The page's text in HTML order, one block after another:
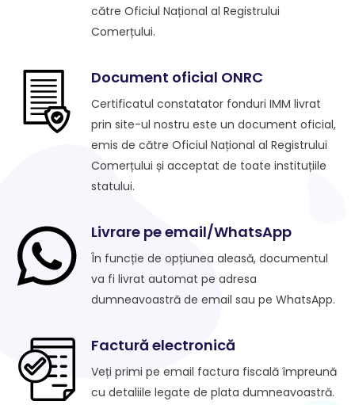
către Oficiul Național al Registrului
Comerțului.
Document oficial ONRC
Certificatul constatator fonduri IMM livrat
prin site-ul nostru este un document oficial,
emis de către Oficiul Național al Registrului
Comerțului și acceptat de toate instituțiile
statului.
Livrare pe email/WhatsApp
În funcție de opțiunea aleasă, documentul
va fi livrat automat pe adresa
dumneavoastră de email sau pe WhatsApp.
Factură electronică
Veți primi pe email factura fiscală împreună
cu detaliile legate de plata dumneavoastră.